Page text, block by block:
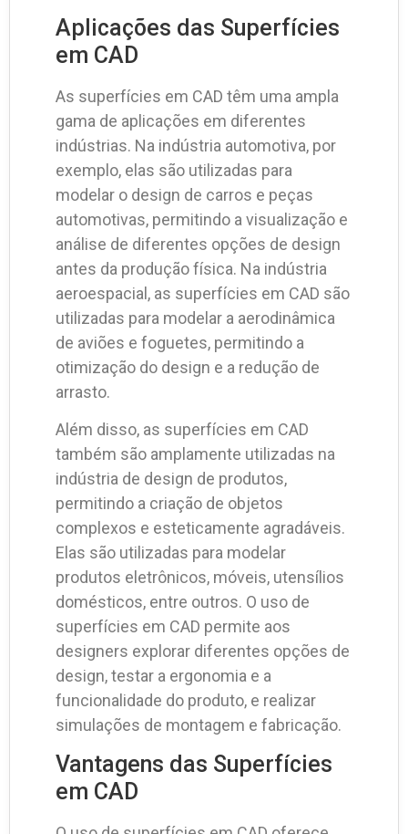
Aplicações das Superfícies
em CAD
As superfícies em CAD têm uma ampla
gama de aplicações em diferentes
indústrias. Na indústria automotiva, por
exemplo, elas são utilizadas para
modelar o design de carros e peças
automotivas, permitindo a visualização e
análise de diferentes opções de design
antes da produção física. Na indústria
aeroespacial, as superfícies em CAD são
utilizadas para modelar a aerodinâmica
de aviões e foguetes, permitindo a
otimização do design e a redução de
arrasto.
Além disso, as superfícies em CAD
também são amplamente utilizadas na
indústria de design de produtos,
permitindo a criação de objetos
complexos e esteticamente agradáveis.
Elas são utilizadas para modelar
produtos eletrônicos, móveis, utensílios
domésticos, entre outros. O uso de
superfícies em CAD permite aos
designers explorar diferentes opções de
design, testar a ergonomia e a
funcionalidade do produto, e realizar
simulações de montagem e fabricação.
Vantagens das Superfícies
em CAD